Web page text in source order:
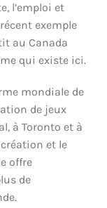
l’emploi et
exemple
au Canada
qui existe ici.
mondiale de
de jeux
à Toronto et à
et le
offre
de